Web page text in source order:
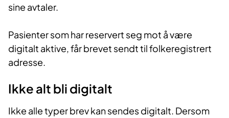
sine avtaler.
Pasienter som har reservert seg mot å være
digitalt aktive, får brevet sendt til folkeregistrert
adresse.
Ikke alt bli digitalt
Ikke alle typer brev kan sendes digitalt. Dersom